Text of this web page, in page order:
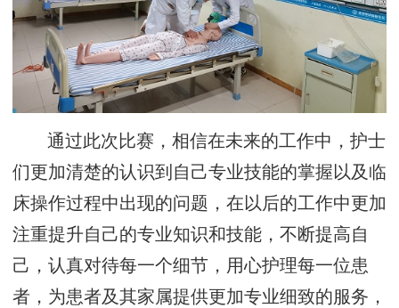
通过此次比赛，相信在未来的工作中，护士
们更加清楚的认识到自己专业技能的掌握以及临
床操作过程中出现的问题，在以后的工作中更加
注重提升自己的专业知识和技能，不断提高自
己，认真对待每一个细节，用心护理每一位患
者，为患者及其家属提供更加专业细致的服务，